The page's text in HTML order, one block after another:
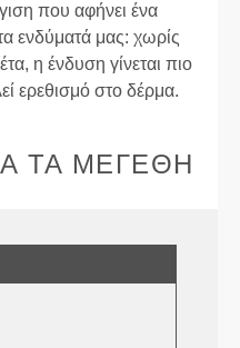
που αφήνει ένα
ενδύματά μας: χωρίς
η ένδυση γίνεται πιο
ερεθισμό στο δέρμα.
ΤΑ ΜΕΓΈΘΗ